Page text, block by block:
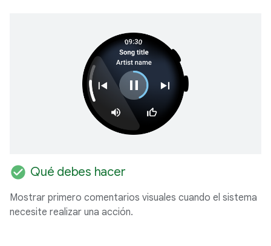
check_circle Qué debes hacer
Mostrar primero comentarios visuales cuando el sistema
necesite realizar una acción.